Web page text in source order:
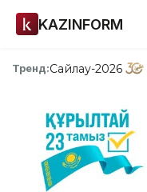
KAZINFORM
Тренд:Сайлау-2026